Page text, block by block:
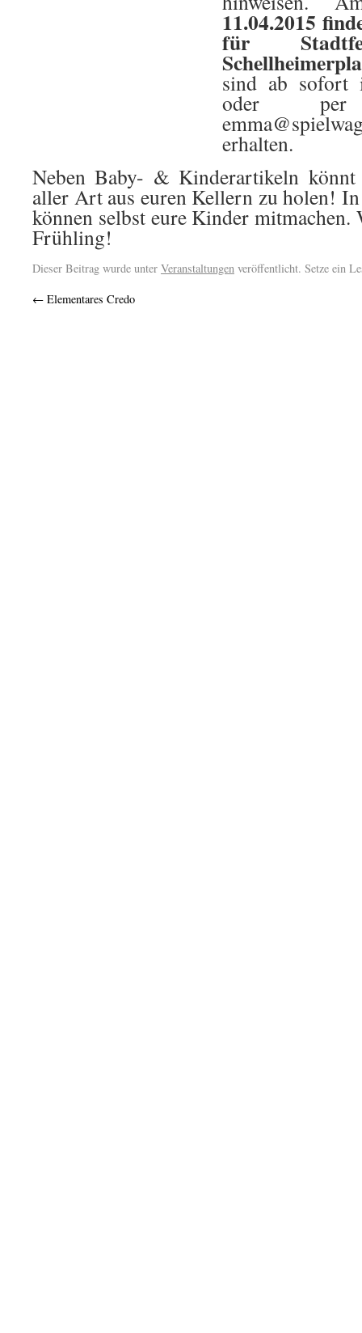
11.04.2015
für
sind ab
oder
erhalten.
Neben Baby- & Kinderartikeln
aller Art aus euren Kellern zu holen!
können selbst eure Kinder
Frühling!
Dieser Beitrag wurde unter Veranstaltungen veröffentlicht. Setze ein
← Elementares Credo